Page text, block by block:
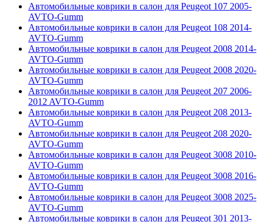
Автомобильные коврики в салон для Peugeot 107 2005-
AVTO-Gumm
Автомобильные коврики в салон для Peugeot 108 2014-
AVTO-Gumm
Автомобильные коврики в салон для Peugeot 2008 2014-
AVTO-Gumm
Автомобильные коврики в салон для Peugeot 2008 2020-
AVTO-Gumm
Автомобильные коврики в салон для Peugeot 207 2006-
2012 AVTO-Gumm
Автомобильные коврики в салон для Peugeot 208 2013-
AVTO-Gumm
Автомобильные коврики в салон для Peugeot 208 2020-
AVTO-Gumm
Автомобильные коврики в салон для Peugeot 3008 2010-
AVTO-Gumm
Автомобильные коврики в салон для Peugeot 3008 2016-
AVTO-Gumm
Автомобильные коврики в салон для Peugeot 3008 2025-
AVTO-Gumm
Автомобильные коврики в салон для Peugeot 301 2013-